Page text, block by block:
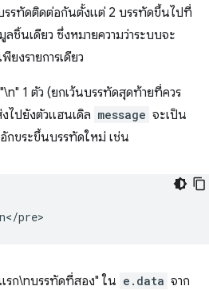
รรทัดติดต่อกันตั้งแต่ 2 บรรทัดขึ้นไปที่
ลชิ้นเดียว ซึ่งหมายความว่าระบบจะ
พียงรายการเดียว
1 ตัว (ยกเว้นบรรทัดสุดท้ายที่ควร
ไปยังตัวแฮนเดิล message จะเป็น
กขระขึ้นบรรทัดใหม่ เช่น
n</pre
รก\nบรรทัดที่สอง" ใน e.data จาก